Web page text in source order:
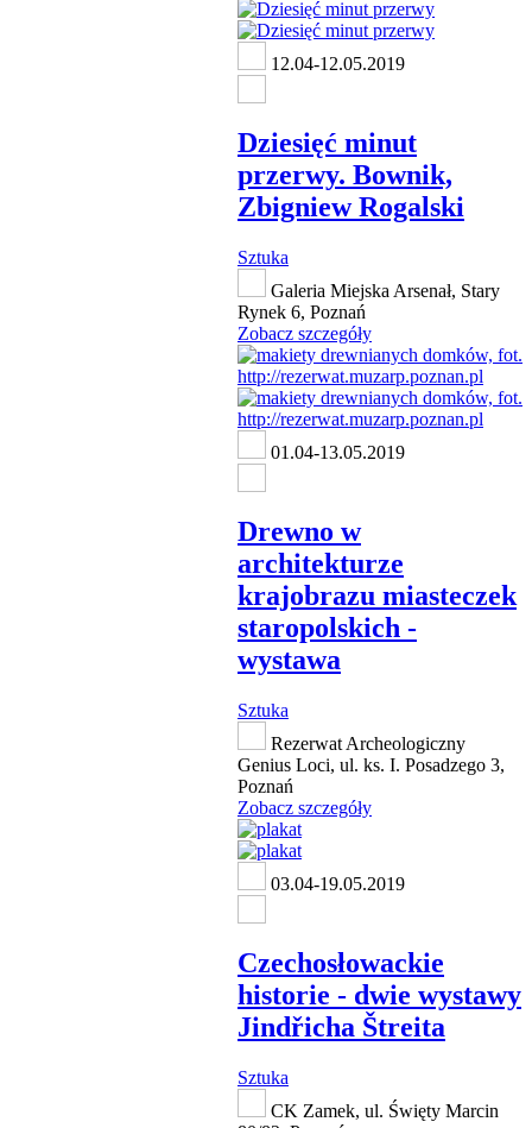
12.04-12.05.2019
Dziesięć minut
przerwy. Bownik,
Zbigniew Rogalski
Sztuka
Galeria Miejska Arsenał, Stary
Rynek 6, Poznań
Zobacz szczegóły
01.04-13.05.2019
Drewno w
architekturze
krajobrazu miasteczek
staropolskich -
wystawa
Sztuka
Rezerwat Archeologiczny
Genius Loci, ul. ks. I. Posadzego 3,
Poznań
Zobacz szczegóły
03.04-19.05.2019
Czechosłowackie
historie - dwie wystawy
Jindřicha Štreita
Sztuka
CK Zamek, ul. Święty Marcin